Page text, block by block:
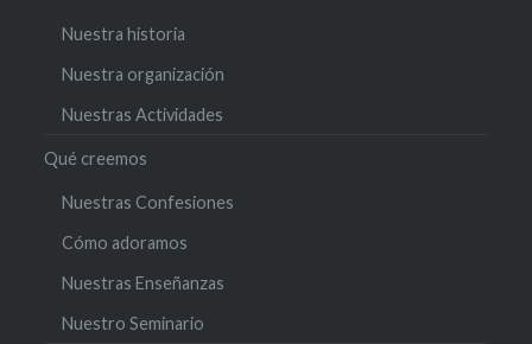
Nuestra historia
Nuestra organización
Nuestras Actividades
Qué creemos
Nuestras Confesiones
Cómo adoramos
Nuestras Enseñanzas
Nuestro Seminario